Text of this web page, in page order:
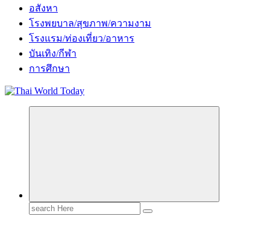
อสังหา
โรงพยบาล/สุขภาพ/ความงาม
โรงแรม/ท่องเที่ยว/อาหาร
บันเทิง/กีฬา
การศึกษา
Search
for: